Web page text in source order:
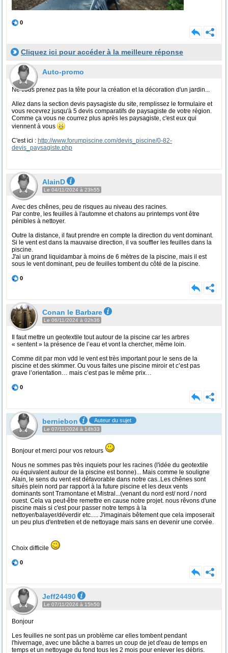
0
Cliquez ici pour accéder à la meilleure réponse
Auto-promo
Ne vous prenez pas la tête pour la création et la décoration d'un jardin...
Allez dans la section devis paysagiste du site, remplissez le formulaire et
vous recevrez jusqu'à 5 devis comparatifs de paysagiste de votre région.
Comme ça vous ne courrez plus après les paysagiste, c'est eux qui
viennent à vous
C'est ici : http://www.forumpiscine.com/devis_piscine/0-82-
devis_paysagiste.php
AlainD
Le 04/11/2024 à 23h55
Avec des chênes, peu de risques au niveau des racines.
Par contre, les feuilles à l'automne et chatons au printemps vont être
pénibles à nettoyer.
Outre la distance, il faut prendre en compte la direction du vent dominant.
Si le vent est dans la mauvaise direction, il va souffler les feuilles dans la
piscine.
J'ai un grand liquidambar à moins de 6 mètres de la piscine, mais il est
sous le vent dominant, peu de feuilles tombent du côté de la piscine.
0
Conan le Barbare
Le 06/11/2024 à 02h36
Il faut mettre un geotextile tout autour de la piscine car les arbres
« sentent » la présence de l’eau et vont la chercher, même loin.
Comme dit par mon vdd le vent est très important pour le sens de la
piscine et des skimmer. Ou vous faites une piscine miroir et c’est pas
grave l’orientation… mais c’est pas le même prix…
0
berniebon Auteur du sujet
Le 07/11/2024 à 14h33
Bonjour et merci pour vos retours
Nous ne sommes pas très inquiets pour les racines (l'idée du geotextile
ou équivalent autour de la piscine est bonne)... Mais comme le souligne
Alain, le sens du vent est défavorable dans notre cas..Les chênes sont
situés plein nord par rapport à la future piscine et les deux vents
dominants sont Tramontane et Mistral...(venant du nord est/ nord / nord
ouest. Cela va peut-être remettre en cause notre projet. nous rêvons d'une
piscine mais si c'est pour passer notre temps à la
nettoyer/balayer/déverdir etc..... J'imaginais bêtement que cela imposerait
un peu plus d'entretien et de nettoyage mais sans en devenir une corvée.
Choix difficile
0
Jeff24490
Le 07/11/2024 à 15h50
Bonjour
Les feuilles ne sont pas un problème car elles tombent pendant
l'hivernage, avec une bâche a barres un coup de jet d'eau de temps en
temps et un nettoyage du fond tous les 2 mois pour enlever les débris.